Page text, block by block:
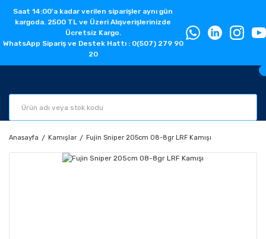
Saat 14:00'a kadar verilen siparişler aynı gün
kargoda. 2500 TL ve Üzeri Alışverişlerinizde
Ücretsiz Kargo.
WhatsApp Sipariş ve Destek Hattı : 0(507) 279 90
20
Anasayfa Kamışlar Fujin Sniper 205cm 08-8gr LRF Kamışı